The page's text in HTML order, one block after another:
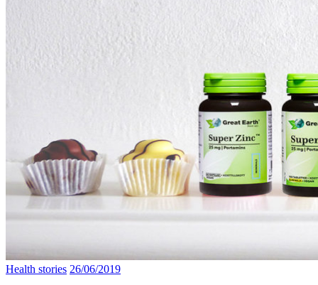
Health stories 26/06/2019